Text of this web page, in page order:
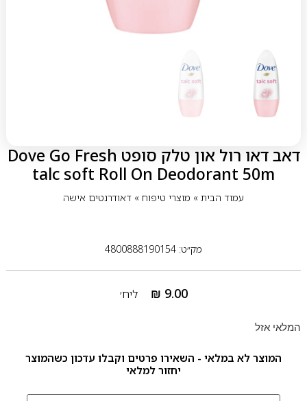
דאב דאו רול און טלק סופט Dove Go Fresh
talc soft Roll On Deodorant 50m
עמוד הבית» מוצרי טיפוח» דאודרנטים אישה
מק״ט: 4800888190154
₪ 9.00 ליח׳
המלאי אזל
המוצר לא במלאי - השאירו פרטים וקבלו עדכון כשהמוצר
יחזור למלאי